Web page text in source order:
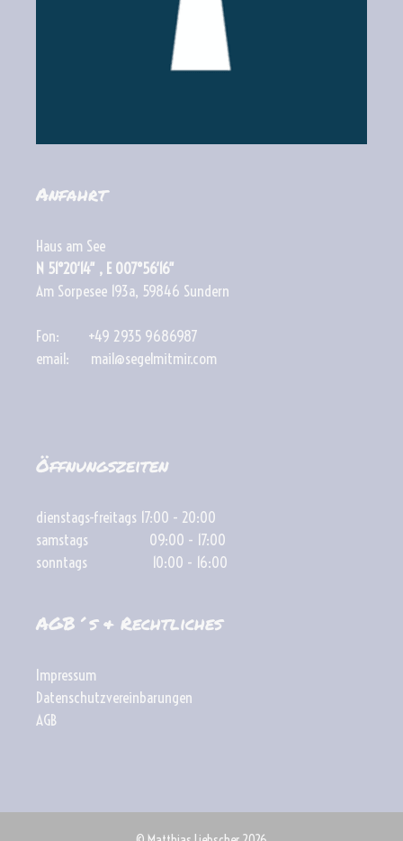
Anfahrt
Haus am See
N 51°20′14″ , E 007°56′16″
Am Sorpesee 193a, 59846 Sundern
Fon: +49 2935 9686987
email: mail@segelmitmir.com
Öffnungszeiten
dienstags-freitags 17:00 - 20:00
samstags 09:00 - 17:00
sonntags 10:00 - 16:00
AGB´s & Rechtliches
Impressum
Datenschutzvereinbarungen
AGB